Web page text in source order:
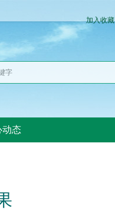
加入收藏
动态